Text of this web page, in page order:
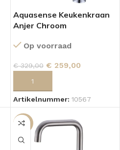
Aquasense Keukenkraan
Anjer Chroom
Op voorraad
€329,00 € 259,00
Artikelnummer: 10567
-21%